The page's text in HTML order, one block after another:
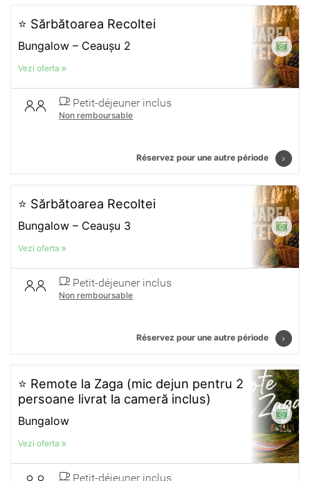
⭐ Sărbătoarea Recoltei
Bungalow – Ceaușu 2
Vezi oferta
Petit-déjeuner inclus
Non remboursable
Réservez pour une autre période
⭐ Sărbătoarea Recoltei
Bungalow – Ceaușu 3
Vezi oferta
Petit-déjeuner inclus
Non remboursable
Réservez pour une autre période
⭐ Remote la Zaga (mic dejun pentru 2
persoane livrat la cameră inclus)
Bungalow
Vezi oferta
Petit-déjeuner inclus